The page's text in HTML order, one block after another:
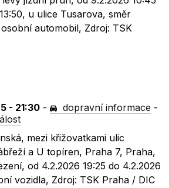
u ulice Tusarova, směr
automobil, Zdroj: TSK
- 21:30 - dopravní informace -
mezi křižovatkami ulic
a U topíren, Praha 7, Praha,
od 4.2.2026 19:25 do 4.2.2026
vozidla, Zdroj: TSK Praha / DIC